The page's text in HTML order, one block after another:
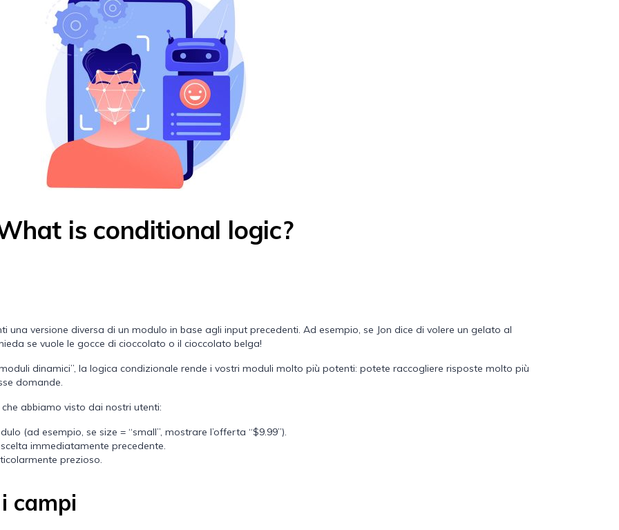
is conditional logic?
versione diversa di un modulo in base agli input precedenti. Ad esempio, se Jon dice di volere un gelato al
se vuole le gocce di cioccolato o il cioccolato belga!
dinamici”, la logica condizionale rende i vostri moduli molto più potenti: potete raccogliere risposte molto più
domande.
abbiamo visto dai nostri utenti:
(ad esempio, se size = “small”, mostrare l’offerta “$9.99”).
immediatamente precedente.
prezioso.
campi